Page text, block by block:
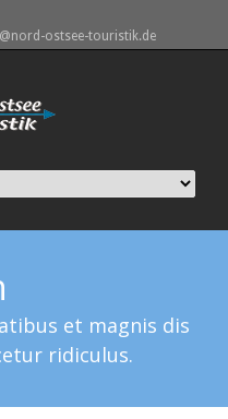
ostsee-touristik.de
et magnis dis
ridiculus.